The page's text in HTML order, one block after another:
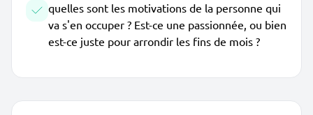
quelles sont les motivations de la personne qui
va s'en occuper ? Est-ce une passionnée, ou bien
est-ce juste pour arrondir les fins de mois ?